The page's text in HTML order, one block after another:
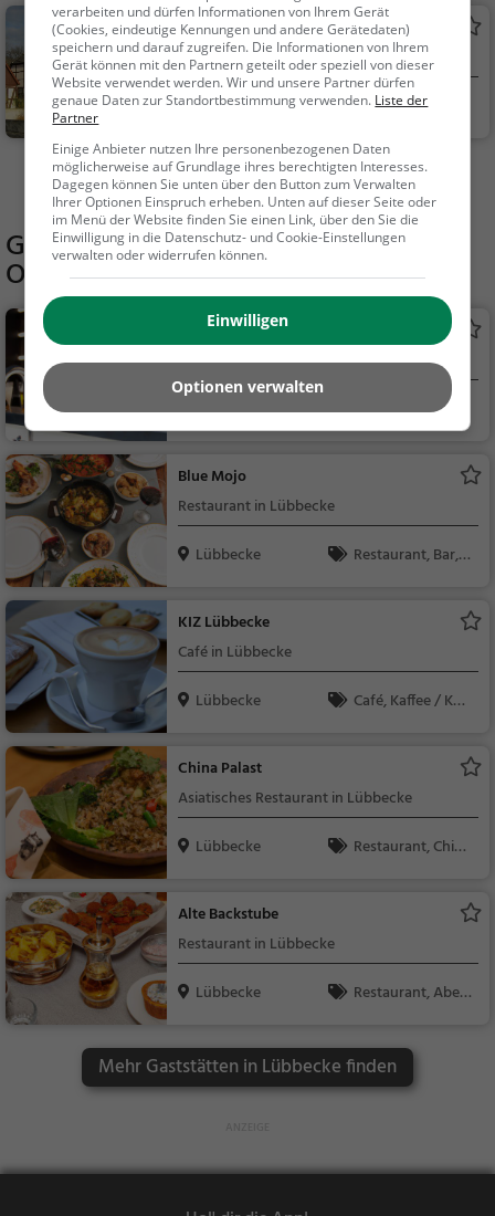
Deutsches Automatenmuseum
Museum in Espelkamp
Espelkamp
Kunst & Museen
Mehr Aktivitäten in Lübbecke finden
Gaststätten in der Nähe vonGut
Obernfelde
Ührken
Kneipe in Lübbecke
Lübbecke
Bar, Bier, Wein, Sn
acks / Getränke
Blue Mojo
Restaurant in Lübbecke
Lübbecke
Restaurant, Bar, A
en, Bier, Wein, Snacks
KIZ Lübbecke
Café in Lübbecke
Lübbecke
Café, Kaffee / Kuc
China Palast
Asiatisches Restaurant in Lübbecke
Lübbecke
Restaurant, Chine
Alte Backstube
Restaurant in Lübbecke
Lübbecke
Restaurant, Aben
Mehr Gaststätten in Lübbecke finden
verarbeiten und dürfen Informationen von Ihrem Gerät
(Cookies, eindeutige Kennungen und andere Gerätedaten)
speichern und darauf zugreifen. Die Informationen von Ihrem
Gerät können mit den Partnern geteilt oder speziell von dieser
Website verwendet werden. Wir und unsere Partner dürfen
genaue Daten zur Standortbestimmung verwenden. Liste der
Partner
Einige Anbieter nutzen Ihre personenbezogenen Daten
möglicherweise auf Grundlage ihres berechtigten Interesses.
Dagegen können Sie unten über den Button zum Verwalten
Ihrer Optionen Einspruch erheben. Unten auf dieser Seite oder
im Menü der Website finden Sie einen Link, über den Sie die
Einwilligung in die Datenschutz- und Cookie-Einstellungen
verwalten oder widerrufen können.
Einwilligen
Optionen verwalten